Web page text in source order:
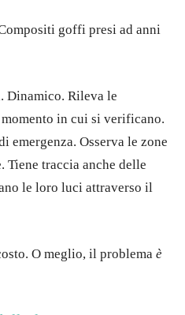
goffi presi ad anni
Dinamico. Rileva le
in cui si verificano.
emergenza. Osserva le zone
traccia anche delle
le loro luci attraverso il
O meglio, il problema è